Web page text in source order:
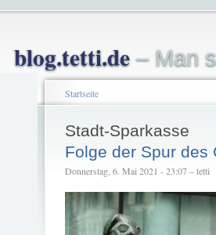
blog.tetti.de– Man
Startseite
Stadt-Sparkasse
Folge der Spur des
Donnerstag, 6. Mai 2021 - 23:07 – tetti